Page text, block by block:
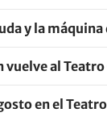
y la
vuelve al
en el